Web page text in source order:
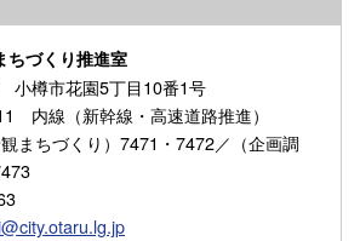
づくり推進室
小樽市花園5丁目10番1号
内線（新幹線・高速道路推進）
まちづくり）7471・7472／（企画調